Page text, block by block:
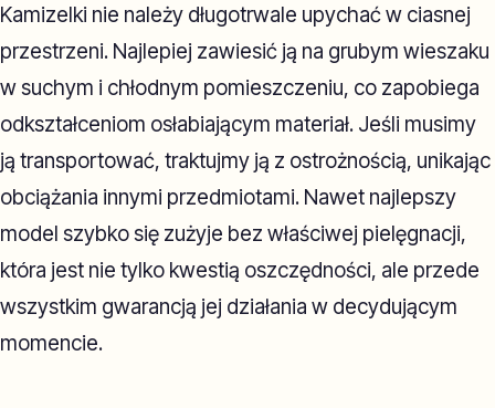
Kamizelki nie należy długotrwale upychać w ciasnej
przestrzeni. Najlepiej zawiesić ją na grubym wieszaku
w suchym i chłodnym pomieszczeniu, co zapobiega
odkształceniom osłabiającym materiał. Jeśli musimy
ją transportować, traktujmy ją z ostrożnością, unikając
obciążania innymi przedmiotami. Nawet najlepszy
model szybko się zużyje bez właściwej pielęgnacji,
która jest nie tylko kwestią oszczędności, ale przede
wszystkim gwarancją jej działania w decydującym
momencie.